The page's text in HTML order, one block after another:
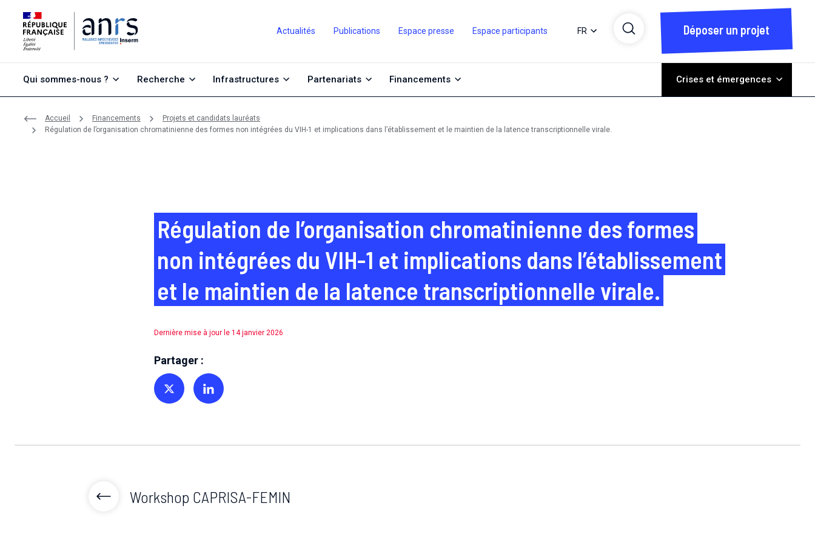
Actualités Publications Espace presse Espace participants FR Déposer un projet
Qui sommes-nous ? Recherche Infrastructures Partenariats Financements Crises et émergences
Accueil Financements
Projets et candidats lauréats
Régulation de l’organisation chromatinienne des formes non intégrées du VIH-1 et implications dans l’établissement et le maintien de la latence transcriptionnelle virale.
Régulation de l’organisation chromatinienne des formes
non intégrées du VIH-1 et implications dans l’établissement
et le maintien de la latence transcriptionnelle virale.
Dernière mise à jour le 14 janvier 2026
Partager :
Partager sur TwitterPartager sur Linkedin
Workshop CAPRISA-FEMIN